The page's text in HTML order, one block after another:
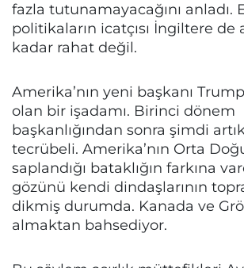
fazla tutunamayacağını anladı.
politikaların icatçısı İngiltere de
kadar rahat değil.
Amerika’nın yeni başkanı
olan bir işadamı. Birinci dönem
başkanlığından sonra şimdi
tecrübeli. Amerika’nın Orta
saplandığı bataklığın farkına
gözünü kendi dindaşlarının
dikmiş durumda. Kanada ve
almaktan bahsediyor.